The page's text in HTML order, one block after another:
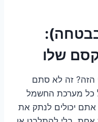
שלו
זה לא סתם
כל מערכת החשמל
יכולים לנתק את